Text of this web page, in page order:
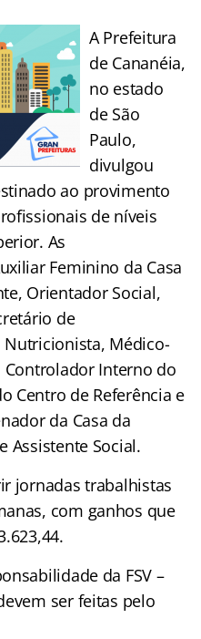
A Prefeitura
de Cananéia,
no estado
de São
Paulo,
divulgou
ao provimento
de níveis
As
Feminino da Casa
Orientador Social,
de
Médico-
Interno do
Centro de Referência e
da Casa da
Assistente Social.
jornadas trabalhistas
com ganhos que
da FSV –
ser feitas pelo